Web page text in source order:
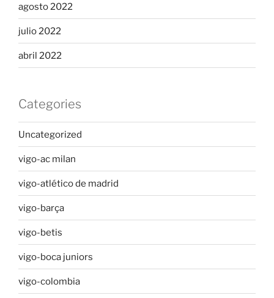
agosto 2022
julio 2022
abril 2022
Categories
Uncategorized
vigo-ac milan
vigo-atlético de madrid
vigo-barça
vigo-betis
vigo-boca juniors
vigo-colombia